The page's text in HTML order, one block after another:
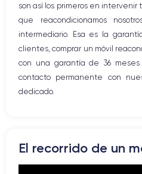
son así los primeros en
que reacondicionamos
intermediario. Esa es la
clientes, comprar un móvil
con una garantía de 36
contacto permanente con
dedicado.
El recorrido de un